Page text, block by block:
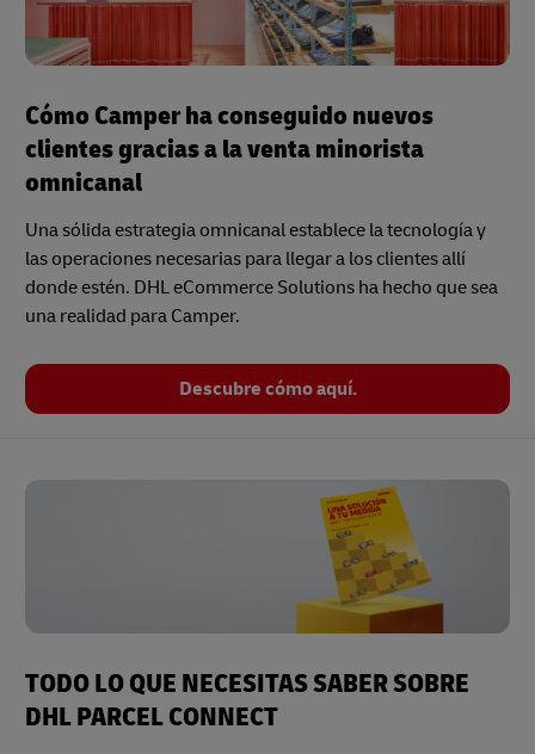
Cómo Camper ha conseguido nuevos
clientes gracias a la venta minorista
omnicanal
Una sólida estrategia omnicanal establece la tecnología y
las operaciones necesarias para llegar a los clientes allí
donde estén. DHL eCommerce Solutions ha hecho que sea
una realidad para Camper.
Descubre cómo aquí.
TODO LO QUE NECESITAS SABER SOBRE
DHL PARCEL CONNECT